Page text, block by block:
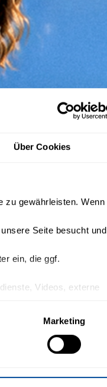
Über Cookies
zu gewährleisten. Wenn
Seite besucht und
ein, die ggf.
Videos, externe
Marketing